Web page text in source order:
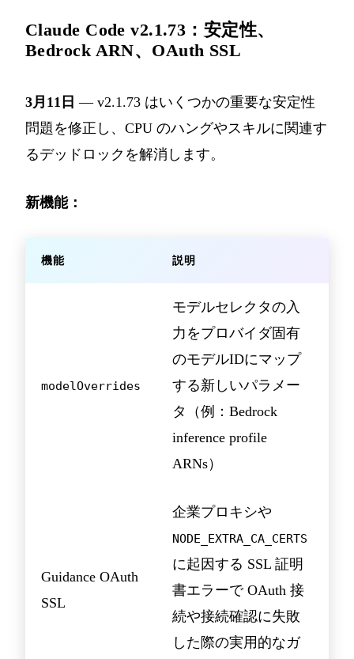
Claude Code v2.1.73：安定性、
Bedrock ARN、OAuth SSL
3月11日 — v2.1.73 はいくつかの重要な安定性
問題を修正し、CPU のハングやスキルに関連す
るデッドロックを解消します。
新機能：
機能 説明
modelOverrides
モデルセレクタの入
力をプロバイダ固有
のモデルIDにマップ
する新しいパラメー
タ（例：Bedrock
inference profile
ARNs）
Guidance OAuth
SSL
企業プロキシや
NODE_EXTRA_CA_CERTS
に起因する SSL 証明
書エラーで OAuth 接
続や接続確認に失敗
した際の実用的なガ